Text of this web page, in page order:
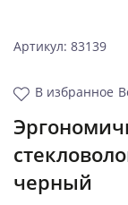
Артикул: 83139
В избранное
черный